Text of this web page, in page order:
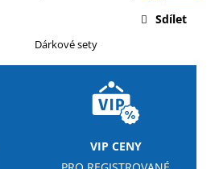
Dárkové sety
Sdílet
VIP CENY